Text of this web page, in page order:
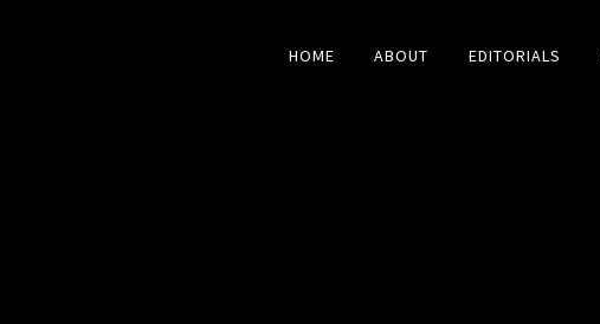
HOME ABOUT EDITORIALS